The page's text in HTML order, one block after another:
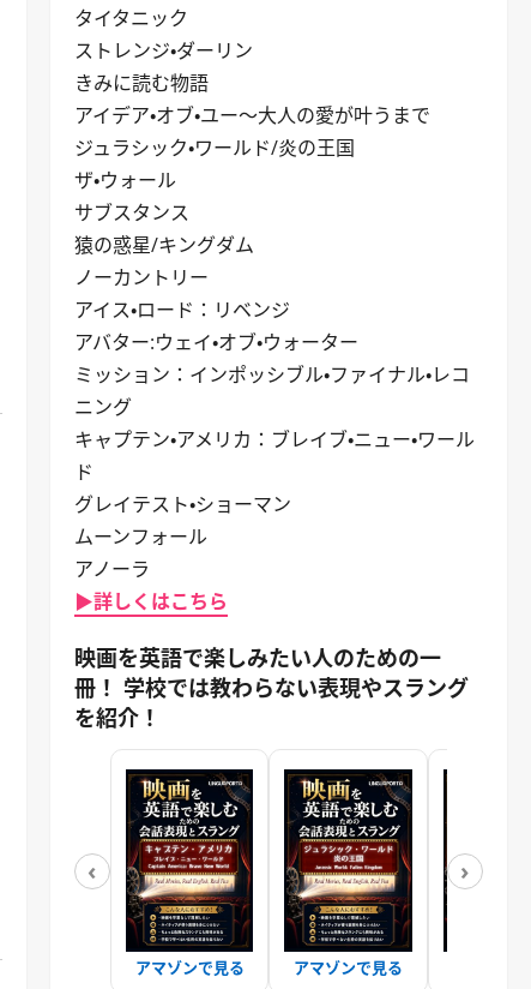
タイタニック
ストレンジ・ダーリン
きみに読む物語
アイデア・オブ・ユー～大人の愛が叶うまで
ジュラシック・ワールド/炎の王国
ザ・ウォール
サブスタンス
猿の惑星/キングダム
ノーカントリー
アイス・ロード：リベンジ
アバター:ウェイ・オブ・ウォーター
ミッション：インポッシブル・ファイナル・レコ
ニング
キャプテン・アメリカ：ブレイブ・ニュー・ワール
ド
グレイテスト・ショーマン
ムーンフォール
アノーラ
▶詳しくはこちら
映画を英語で楽しみたい人のための一
冊！ 学校では教わらない表現やスラング
を紹介！
‹
アマゾンで見る アマゾンで見る
›